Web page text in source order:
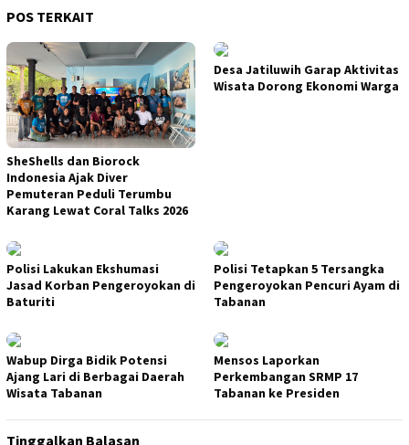
POS TERKAIT
SheShells dan Biorock
Indonesia Ajak Diver
Pemuteran Peduli Terumbu
Karang Lewat Coral Talks 2026
Desa Jatiluwih Garap Aktivitas
Wisata Dorong Ekonomi Warga
Polisi Lakukan Ekshumasi
Jasad Korban Pengeroyokan di
Baturiti
Polisi Tetapkan 5 Tersangka
Pengeroyokan Pencuri Ayam di
Tabanan
Wabup Dirga Bidik Potensi
Ajang Lari di Berbagai Daerah
Wisata Tabanan
Mensos Laporkan
Perkembangan SRMP 17
Tabanan ke Presiden
Tinggalkan Balasan